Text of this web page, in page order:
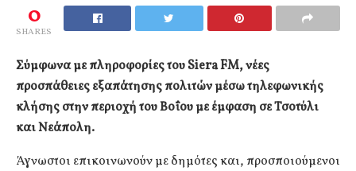
0
SHARES
Σύμφωνα με πληροφορίες του Siera FM, νέες
προσπάθειες εξαπάτησης πολιτών μέσω τηλεφωνικής
κλήσης στην περιοχή του Βοΐου με έμφαση σε Τσοτύλι
και Νεάπολη.
Άγνωστοι επικοινωνούν με δημότες και, προσποιούμενοι